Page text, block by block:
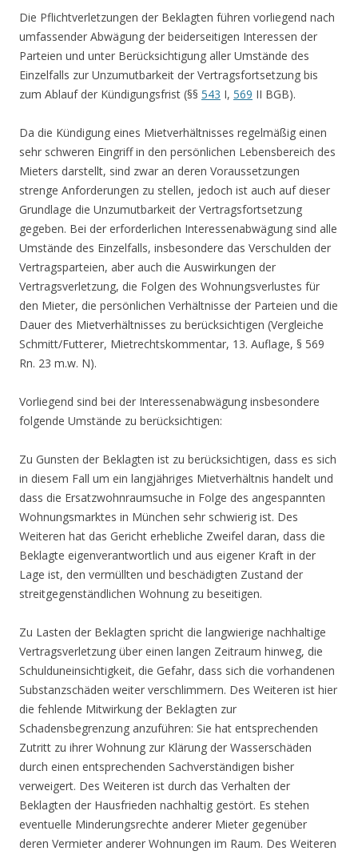
Die Pflichtverletzungen der Beklagten führen vorliegend nach
umfassender Abwägung der beiderseitigen Interessen der
Parteien und unter Berücksichtigung aller Umstände des
Einzelfalls zur Unzumutbarkeit der Vertragsfortsetzung bis
zum Ablauf der Kündigungsfrist (§§ 543 I, 569 II BGB).
Da die Kündigung eines Mietverhältnisses regelmäßig einen
sehr schweren Eingriff in den persönlichen Lebensbereich des
Mieters darstellt, sind zwar an deren Voraussetzungen
strenge Anforderungen zu stellen, jedoch ist auch auf dieser
Grundlage die Unzumutbarkeit der Vertragsfortsetzung
gegeben. Bei der erforderlichen Interessenabwägung sind alle
Umstände des Einzelfalls, insbesondere das Verschulden der
Vertragsparteien, aber auch die Auswirkungen der
Vertragsverletzung, die Folgen des Wohnungsverlustes für
den Mieter, die persönlichen Verhältnisse der Parteien und die
Dauer des Mietverhältnisses zu berücksichtigen (Vergleiche
Schmitt/Futterer, Mietrechtskommentar, 13. Auflage, § 569
Rn. 23 m.w. N).
Vorliegend sind bei der Interessenabwägung insbesondere
folgende Umstände zu berücksichtigen:
Zu Gunsten der Beklagten ist zu berücksichtigen, dass es sich
in diesem Fall um ein langjähriges Mietverhältnis handelt und
dass die Ersatzwohnraumsuche in Folge des angespannten
Wohnungsmarktes in München sehr schwierig ist. Des
Weiteren hat das Gericht erhebliche Zweifel daran, dass die
Beklagte eigenverantwortlich und aus eigener Kraft in der
Lage ist, den vermüllten und beschädigten Zustand der
streitgegenständlichen Wohnung zu beseitigen.
Zu Lasten der Beklagten spricht die langwierige nachhaltige
Vertragsverletzung über einen langen Zeitraum hinweg, die
Schulduneinsichtigkeit, die Gefahr, dass sich die vorhandenen
Substanzschäden weiter verschlimmern. Des Weiteren ist hier
die fehlende Mitwirkung der Beklagten zur
Schadensbegrenzung anzuführen: Sie hat entsprechenden
Zutritt zu ihrer Wohnung zur Klärung der Wasserschäden
durch einen entsprechenden Sachverständigen bisher
verweigert. Des Weiteren ist durch das Verhalten der
Beklagten der Hausfrieden nachhaltig gestört. Es stehen
eventuelle Minderungsrechte anderer Mieter gegenüber
deren Vermieter anderer Wohnungen im Raum. Des Weiteren